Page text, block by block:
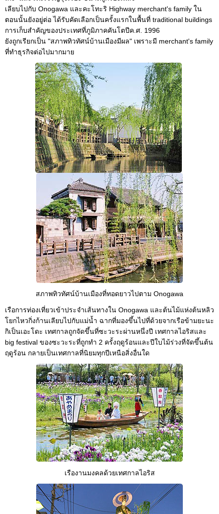
เลียบไปกับ Onogawa และคะโทะริ Highway merchant's family ใน
ตอนนั้นยังอยู่ต่อ ได้รับคัดเลือกเป็นครั้งแรกในพื้นที่ traditional buildings
การเก็บสำคัญของประเทศที่ภูมิภาคคันโตปีค.ศ. 1996
ยังถูกเรียกเป็น "สภาพทิวทัศน์บ้านเมืองมีผล" เพราะมี merchant's family
ที่ทำธุรกิจต่อไปมากมาย
สภาพทิวทัศน์บ้านเมืองที่ทอดยาวไปตาม Onogawa
เรือการท่องเที่ยวเข้าประจำเส้นทางใน Onogawa และต้นไม้แห่งต้นหลิว
โยกไหวกิ่งก้านเลียบไปกับแม่น้ำ ฉากที่มองขึ้นไปที่ด้วยจากเรือข้ามยะนะ
กิเป็นเอะโดะ เทศกาลถูกจัดขึ้นที่ซะวะระผ่านหนึ่งปี เทศกาลไอริสและ
big festival ของซะวะระที่ถูกทำ 2 ครั้งฤดูร้อนและปีใบไม้ร่วงที่จัดขึ้นต้น
ฤดูร้อน กลายเป็นเทศกาลที่นิยมทุกปีเหนือสิ่งอื่นใด
เรืองานมงคลด้วยเทศกาลไอริส